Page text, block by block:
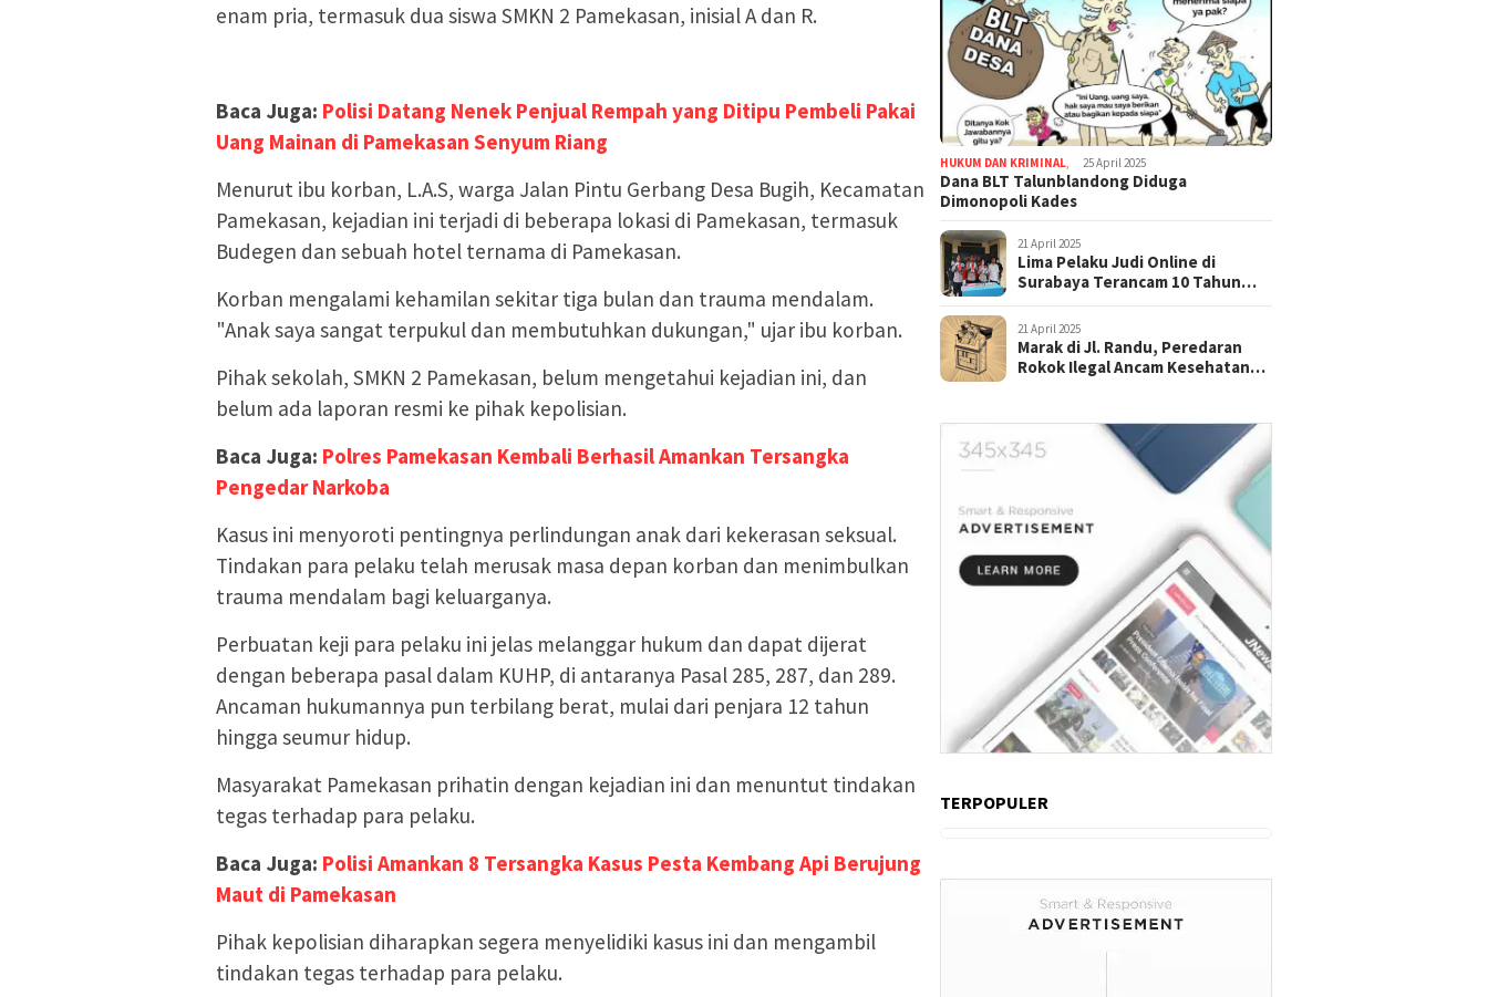
enam pria, termasuk dua siswa SMKN 2 Pamekasan, inisial A dan R.
Baca Juga: Polisi Datang Nenek Penjual Rempah yang Ditipu Pembeli Pakai
Uang Mainan di Pamekasan Senyum Riang
Menurut ibu korban, L.A.S, warga Jalan Pintu Gerbang Desa Bugih, Kecamatan
Pamekasan, kejadian ini terjadi di beberapa lokasi di Pamekasan, termasuk
Budegen dan sebuah hotel ternama di Pamekasan.
Korban mengalami kehamilan sekitar tiga bulan dan trauma mendalam.
"Anak saya sangat terpukul dan membutuhkan dukungan," ujar ibu korban.
Pihak sekolah, SMKN 2 Pamekasan, belum mengetahui kejadian ini, dan
belum ada laporan resmi ke pihak kepolisian.
Baca Juga: Polres Pamekasan Kembali Berhasil Amankan Tersangka
Pengedar Narkoba
Kasus ini menyoroti pentingnya perlindungan anak dari kekerasan seksual.
Tindakan para pelaku telah merusak masa depan korban dan menimbulkan
trauma mendalam bagi keluarganya.
Perbuatan keji para pelaku ini jelas melanggar hukum dan dapat dijerat
dengan beberapa pasal dalam KUHP, di antaranya Pasal 285, 287, dan 289.
Ancaman hukumannya pun terbilang berat, mulai dari penjara 12 tahun
hingga seumur hidup.
Masyarakat Pamekasan prihatin dengan kejadian ini dan menuntut tindakan
tegas terhadap para pelaku.
Baca Juga: Polisi Amankan 8 Tersangka Kasus Pesta Kembang Api Berujung
Maut di Pamekasan
Pihak kepolisian diharapkan segera menyelidiki kasus ini dan mengambil
tindakan tegas terhadap para pelaku.
HUKUM DAN KRIMINAL 25 April 2025
Dana BLT Talunblandong Diduga
Dimonopoli Kades
21 April 2025
Lima Pelaku Judi Online di
Surabaya Terancam 10 Tahun
21 April 2025
Marak di Jl. Randu, Peredaran
Rokok Ilegal Ancam Kesehatan
TERPOPULER